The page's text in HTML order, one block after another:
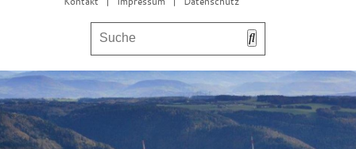
Bürgerservice & Gemeinderat